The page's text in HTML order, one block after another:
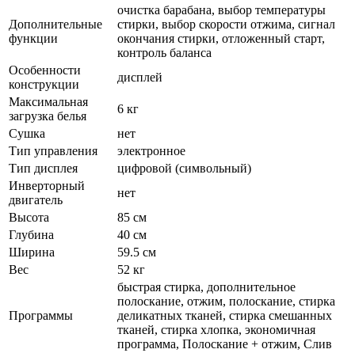
Дополнительные
функции
очистка барабана, выбор температуры
стирки, выбор скорости отжима, сигнал
окончания стирки, отложенный старт,
контроль баланса
Особенности
конструкции
дисплей
Максимальная
загрузка белья
6 кг
Сушка
нет
Тип управления
электронное
Тип дисплея
цифровой (символьный)
Инверторный
двигатель
нет
Высота
85 см
Глубина
40 см
Ширина
59.5 см
Вес
52 кг
Программы
быстрая стирка, дополнительное
полоскание, отжим, полоскание, стирка
деликатных тканей, стирка смешанных
тканей, стирка хлопка, экономичная
программа, Полоскание + отжим, Слив